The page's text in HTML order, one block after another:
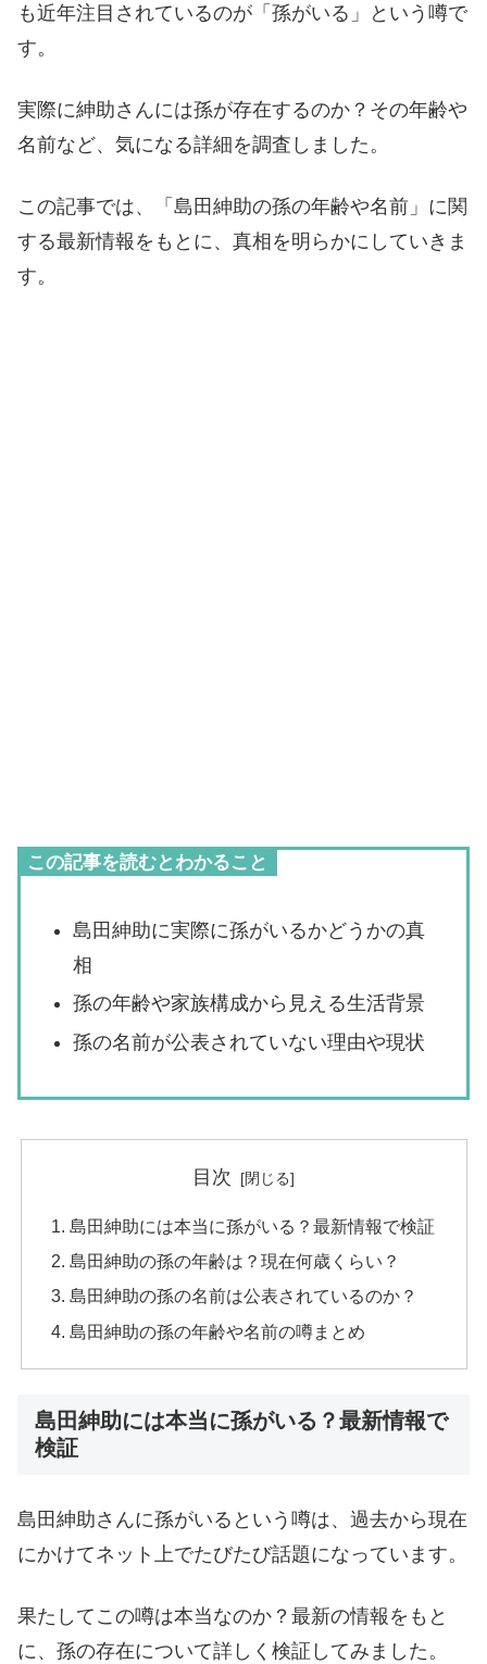
も近年注目されているのが「孫がいる」という噂で
す。
実際に紳助さんには孫が存在するのか？その年齢や
名前など、気になる詳細を調査しました。
この記事では、「島田紳助の孫の年齢や名前」に関
する最新情報をもとに、真相を明らかにしていきま
す。
この記事を読むとわかること
島田紳助に実際に孫がいるかどうかの真
相
孫の年齢や家族構成から見える生活背景
孫の名前が公表されていない理由や現状
目次
島田紳助には本当に孫がいる？最新情報で検証
島田紳助の孫の年齢は？現在何歳くらい？
島田紳助の孫の名前は公表されているのか？
島田紳助の孫の年齢や名前の噂まとめ
島田紳助には本当に孫がいる？最新情報で
検証
島田紳助さんに孫がいるという噂は、過去から現在
にかけてネット上でたびたび話題になっています。
果たしてこの噂は本当なのか？最新の情報をもと
に、孫の存在について詳しく検証してみました。